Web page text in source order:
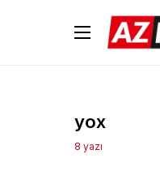
yox
8 yazı